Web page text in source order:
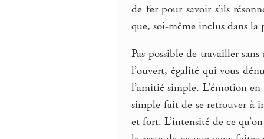
de fer pour savoir s’ils
que, soi-même inclus dans la
Pas possible de travailler
l’ouvert, égalité qui vous
l’amitié simple. L’émotion
simple fait de se retrouver à
et fort. L’intensité de ce